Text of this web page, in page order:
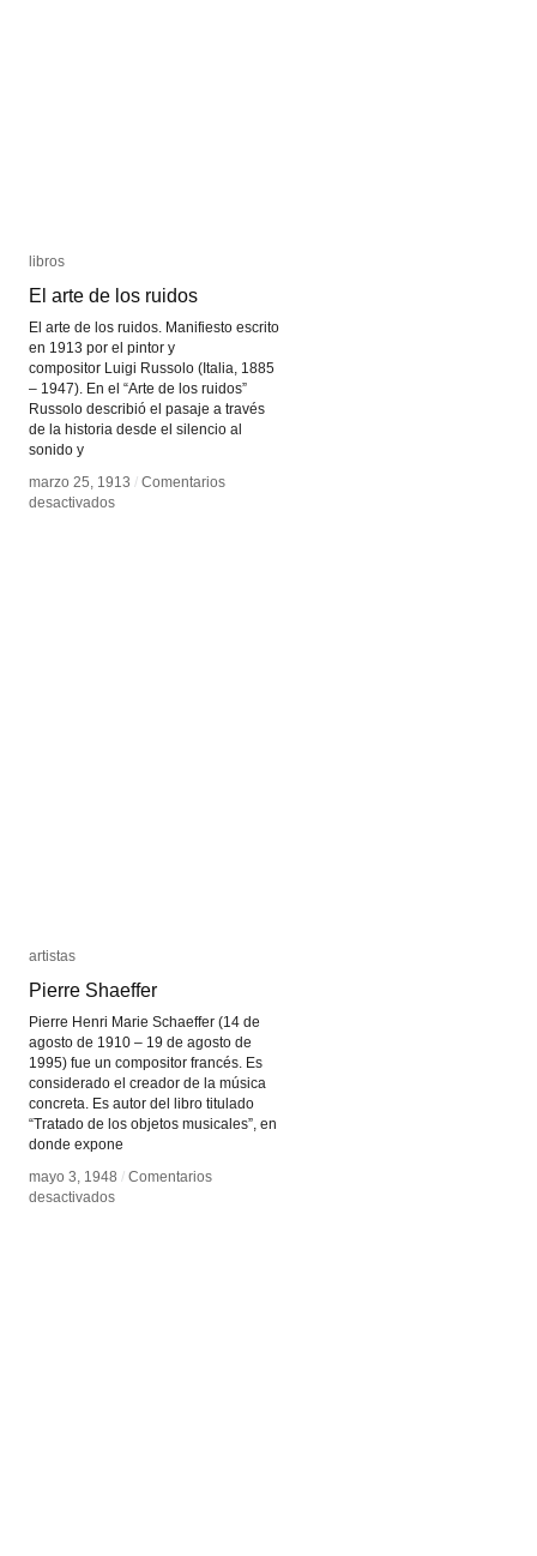
libros
El arte de los ruidos
El arte de los ruidos. Manifiesto escrito
en 1913 por el pintor y
compositor Luigi Russolo (Italia, 1885
– 1947). En el “Arte de los ruidos”
Russolo describió el pasaje a través
de la historia desde el silencio al
sonido y
marzo 25, 1913 / Comentarios
desactivadosen
libros
El arte de los ruidos
marzo 25, 1913 / Comentarios
desactivadosen
artistas
Pierre Shaeffer
Pierre Henri Marie Schaeffer (14 de
agosto de 1910 – 19 de agosto de
1995) fue un compositor francés. Es
considerado el creador de la música
concreta. Es autor del libro titulado
“Tratado de los objetos musicales”, en
donde expone
mayo 3, 1948 / Comentarios
desactivadosen
artistas
Pierre Shaeffer
mayo 3, 1948 / Comentarios
desactivadosen